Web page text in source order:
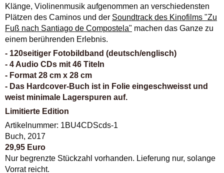
Klänge, Violinenmusik aufgenommen an verschiedensten
Plätzen des Caminos und der Soundtrack des Kinofilms "Zu
Fuß nach Santiago de Compostela" machen das Ganze zu
einem berührenden Erlebnis.
- 120seitiger Fotobildband (deutsch/englisch)
- 4 Audio CDs mit 46 Titeln
- Format 28 cm x 28 cm
- Das Hardcover-Buch ist in Folie eingeschweisst und
weist minimale Lagerspuren auf.
Limitierte Edition
Artikelnummer: 1BU4CDScds-1
Buch, 2017
29,95 Euro
Nur begrenzte Stückzahl vorhanden. Lieferung nur, solange
Vorrat reicht.